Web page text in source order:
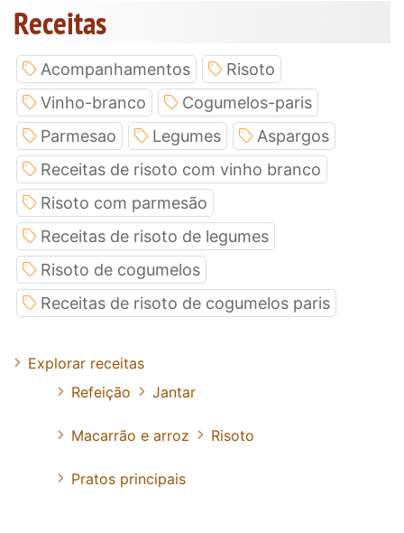
Receitas
Acompanhamentos
Risoto
Vinho-branco
Cogumelos-paris
Parmesao
Legumes
Aspargos
Receitas de risoto com vinho branco
Risoto com parmesão
Receitas de risoto de legumes
Risoto de cogumelos
Receitas de risoto de cogumelos paris
Explorar receitas
Refeição
Jantar
Macarrão e arroz Risoto
Pratos principais